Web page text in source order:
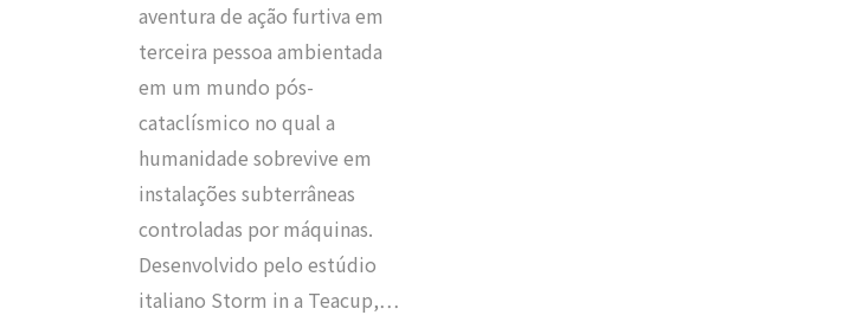
aventura de ação furtiva em
terceira pessoa ambientada
em um mundo pós-
cataclísmico no qual a
humanidade sobrevive em
instalações subterrâneas
controladas por máquinas.
Desenvolvido pelo estúdio
italiano Storm in a Teacup,…